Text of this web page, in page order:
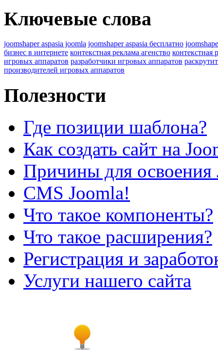
Ключевые слова
joomshaper aspasia joomla joomshaper aspasia бесплатно
бизнес в интернете контекстная реклама агенство контекстная
игровых аппаратов разработчики игровых аппаратов
производителей игровых аппаратов
Полезности
Где позиции шаблона?
Как создать сайт на
Причины для освоения
CMS Joomla!
Что такое компоненты?
Что такое расширения?
Регистрация и
Услуги нашего сайта